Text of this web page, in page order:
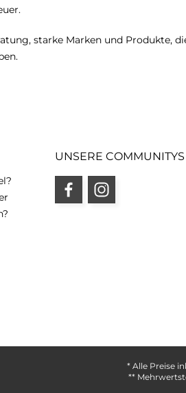
starke Marken und Produkte,
UNSERE COMMUNITYS
* Alle Preise
**